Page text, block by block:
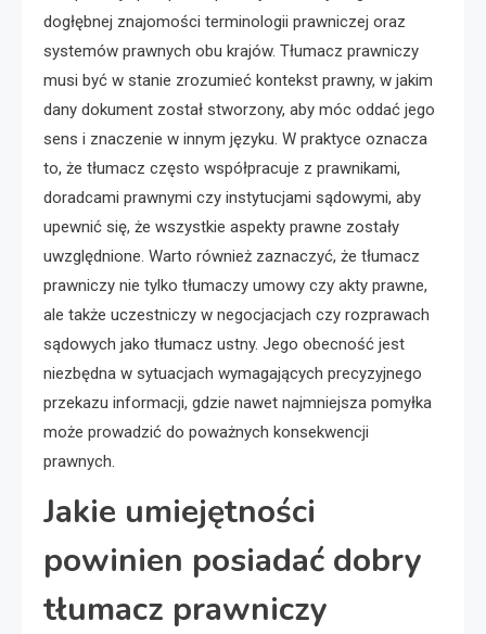
dogłębnej znajomości terminologii prawniczej oraz
systemów prawnych obu krajów. Tłumacz prawniczy
musi być w stanie zrozumieć kontekst prawny, w jakim
dany dokument został stworzony, aby móc oddać jego
sens i znaczenie w innym języku. W praktyce oznacza
to, że tłumacz często współpracuje z prawnikami,
doradcami prawnymi czy instytucjami sądowymi, aby
upewnić się, że wszystkie aspekty prawne zostały
uwzględnione. Warto również zaznaczyć, że tłumacz
prawniczy nie tylko tłumaczy umowy czy akty prawne,
ale także uczestniczy w negocjacjach czy rozprawach
sądowych jako tłumacz ustny. Jego obecność jest
niezbędna w sytuacjach wymagających precyzyjnego
przekazu informacji, gdzie nawet najmniejsza pomyłka
może prowadzić do poważnych konsekwencji
prawnych.
Jakie umiejętności
powinien posiadać dobry
tłumacz prawniczy